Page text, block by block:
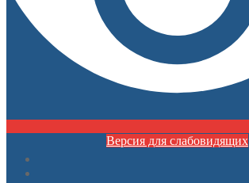
Версия для слабовидящих